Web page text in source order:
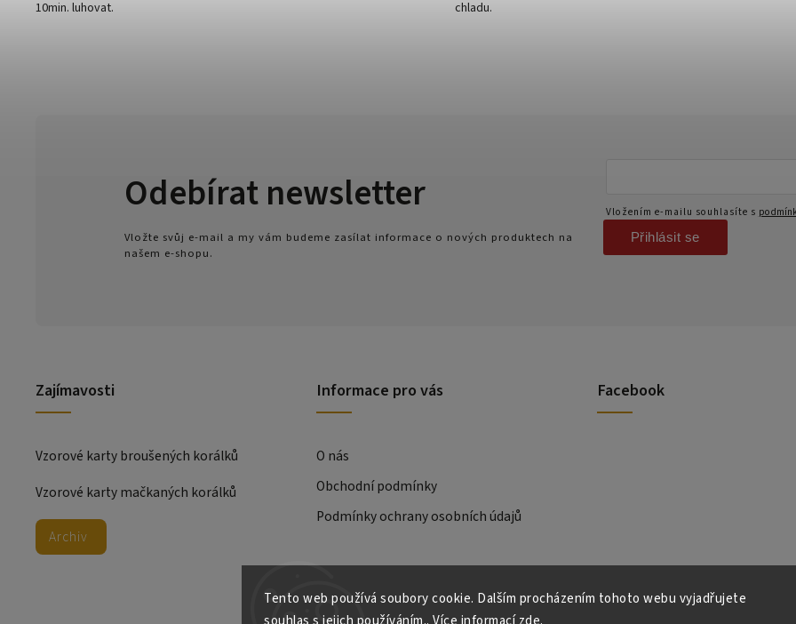
Tento web používá soubory cookie. Dalším procházením tohoto webu vyjadřujete
10min. luhovat.
chladu.
Zajímavosti
Vzorové karty broušených korálků
Vzorové karty mačkaných korálků
Archiv
Odebírat newsletter
Vložte svůj e-mail a my vám budeme zasílat informace o nových produktech na
našem e-shopu.
Vložením e-mailu souhlasíte s
Přihlásit se
Informace pro vás
O nás
Obchodní podmínky
Podmínky ochrany osobních údajů
Facebook